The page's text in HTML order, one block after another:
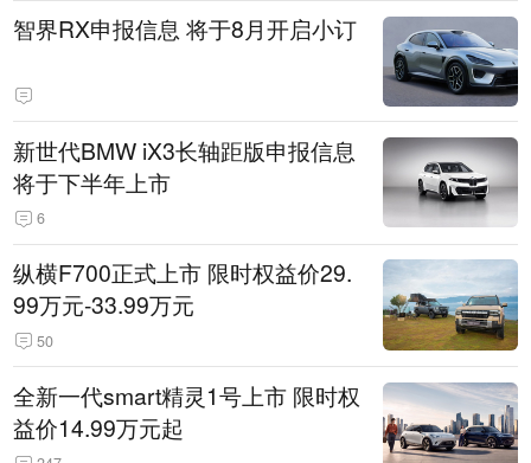
智界RX申报信息 将于8月开启小订
新世代BMW iX3长轴距版申报信息
将于下半年上市
6
纵横F700正式上市 限时权益价29.
99万元-33.99万元
50
全新一代smart精灵1号上市 限时权
益价14.99万元起